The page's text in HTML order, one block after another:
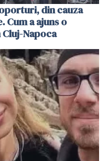
din cauza
a ajuns o
Napoca